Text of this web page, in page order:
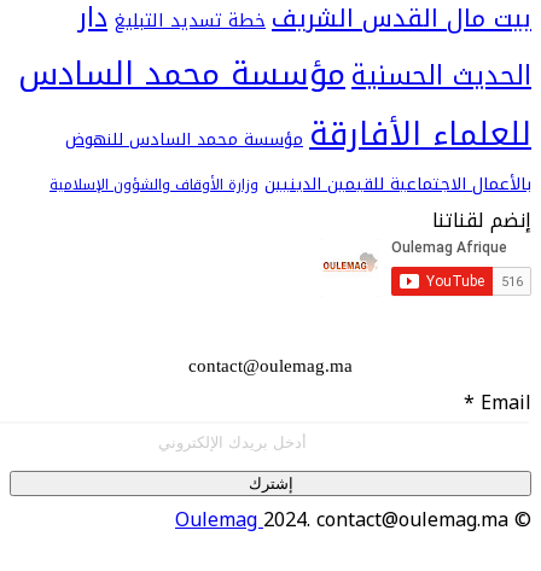
القدس الشريفخطة تسديد التبليغدار
الحسنيةمؤسسة محمد السادس
الأفارقة مؤسسة محمد السادس للنهوض
الاجتماعية للقيمين الدينيين وزارة الأوقاف والشؤون الإسلامية
contact@oulemag.ma
Oulemag2024.